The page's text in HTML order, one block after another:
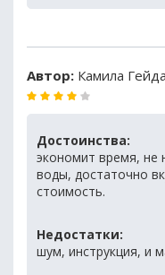
Автор: Камила
Достоинства:
экономит время, не
воды, достаточно
стоимость.
Недостатки:
шум, инструкция, и